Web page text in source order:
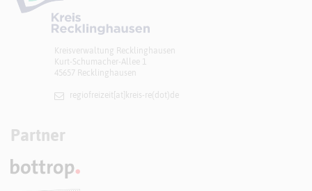
Kreisverwaltung Recklinghausen
Kurt-Schumacher-Allee 1
45657 Recklinghausen
regiofreizeit[at]​kreis-re(dot)de
Partner